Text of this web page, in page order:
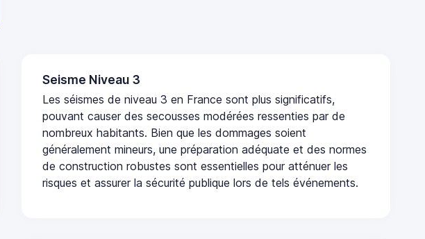
Seisme Niveau 3
Les séismes de niveau 3 en France sont plus significatifs,
pouvant causer des secousses modérées ressenties par de
nombreux habitants. Bien que les dommages soient
généralement mineurs, une préparation adéquate et des normes
de construction robustes sont essentielles pour atténuer les
risques et assurer la sécurité publique lors de tels événements.